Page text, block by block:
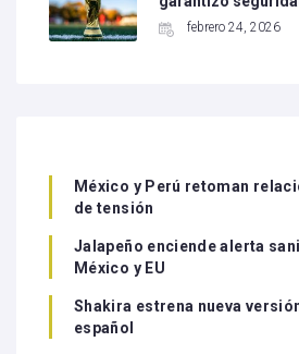
febrero 24, 2026
México y Perú retoman
de tensión
Jalapeño enciende alerta
México y EU
Shakira estrena nueva
español